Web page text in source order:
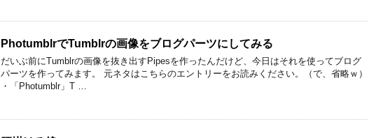
PhotumblrでTumblrの画像をブログパーツにしてみる
だいぶ前にTumblrの画像を抜き出すPipesを作ったんだけど、今日はそれを使ってブログ
パーツを作ってみます。 元ネタはこちらのエントリーをお読みください。（で、省略ｗ）
・「Photumblr」T …